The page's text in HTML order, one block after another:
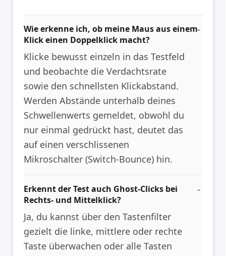
Wie erkenne ich, ob meine Maus aus einem
Klick einen Doppelklick macht?
Klicke bewusst einzeln in das Testfeld
und beobachte die Verdachtsrate
sowie den schnellsten Klickabstand.
Werden Abstände unterhalb deines
Schwellenwerts gemeldet, obwohl du
nur einmal gedrückt hast, deutet das
auf einen verschlissenen
Mikroschalter (Switch-Bounce) hin.
Erkennt der Test auch Ghost-Clicks bei
Rechts- und Mittelklick?
Ja, du kannst über den Tastenfilter
gezielt die linke, mittlere oder rechte
Taste überwachen oder alle Tasten